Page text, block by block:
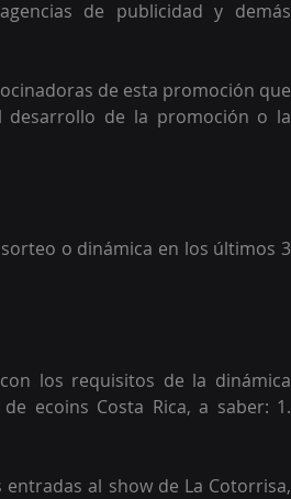
de publicidad y demás
de esta promoción que
de la promoción o la
o dinámica en los últimos 3
los requisitos de la dinámica
ecoins Costa Rica, a saber: 1.
al show de La Cotorrisa,